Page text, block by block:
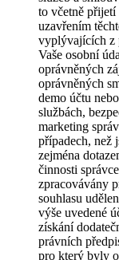
to včetně přijetí
uzavřením
vyplývajících z
Vaše osobní
oprávněných
oprávněných
demo účtu
službách,
marketing
případech, než
zejména
činnosti
zpracovávány
souhlasu
výše uvedené
získání
právních
pro který byly